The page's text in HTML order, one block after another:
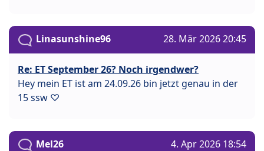
Linasunshine96 28. Mär 2026 20:45
Re: ET September 26? Noch irgendwer?
Hey mein ET ist am 24.09.26 bin jetzt genau in der
15 ssw ♡
Mel26 4. Apr 2026 18:54